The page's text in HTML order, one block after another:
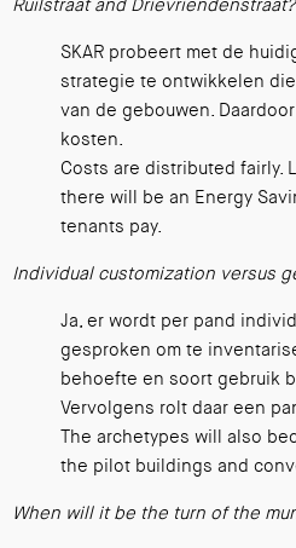
Ruilstraat and Drievriendenstraat?
SKAR probeert met de
strategie te ontwikkelen
van de gebouwen.
kosten.
Costs are distributed fairly.
there will be an Energy
tenants pay.
Individual customization versus
Ja, er wordt per pand
gesproken om te
behoefte en soort gebruik
Vervolgens rolt daar een
The archetypes will also
the pilot buildings and
When will it be the turn of the